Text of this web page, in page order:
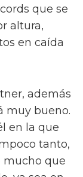
que se
altura,
en caída
además
muy bueno.
en la que
tanto,
mucho que